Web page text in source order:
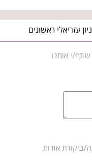
עזריאלי ראשונים
י אותנו
ביקורת אודות